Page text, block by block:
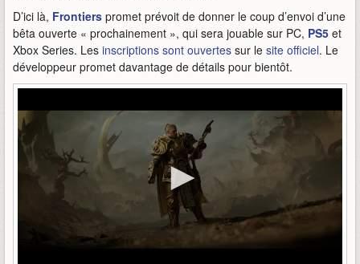
D’ici là, Frontiers promet prévoit de donner le coup d’envoi d’une
bêta ouverte « prochainement », qui sera jouable sur PC, PS5 et
Xbox Series. Les inscriptions sont ouvertes sur le site officiel. Le
développeur promet davantage de détails pour bientôt.